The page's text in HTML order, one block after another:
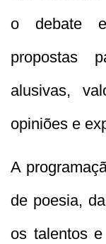
o debate
propostas
alusivas,
opiniões e
A
de poesia,
os talentos